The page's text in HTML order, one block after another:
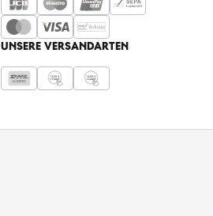
UNSERE VERSANDARTEN